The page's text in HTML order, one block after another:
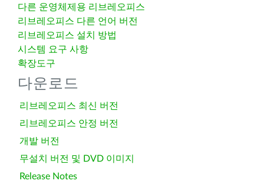
다른 운영체제용 리브레오피스
리브레오피스 다른 언어 버전
리브레오피스 설치 방법
시스템 요구 사항
확장도구
다운로드
리브레오피스 최신 버전
리브레오피스 안정 버전
개발 버전
무설치 버전 및 DVD 이미지
Release Notes